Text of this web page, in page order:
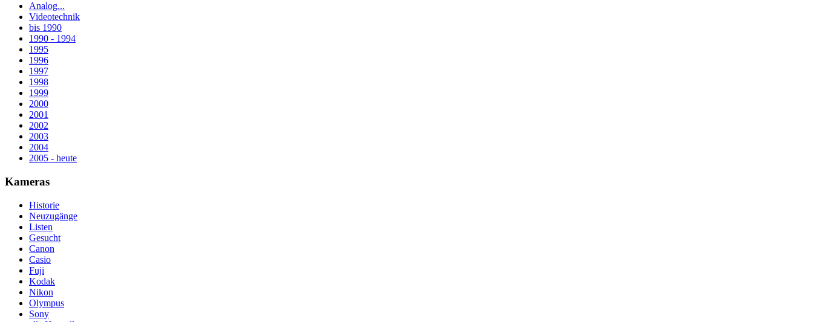
Analog...
Videotechnik
bis 1990
1990 - 1994
1995
1996
1997
1998
1999
2000
2001
2002
2003
2004
2005 - heute
Kameras
Historie
Neuzugänge
Listen
Gesucht
Canon
Casio
Fuji
Kodak
Nikon
Olympus
Sony